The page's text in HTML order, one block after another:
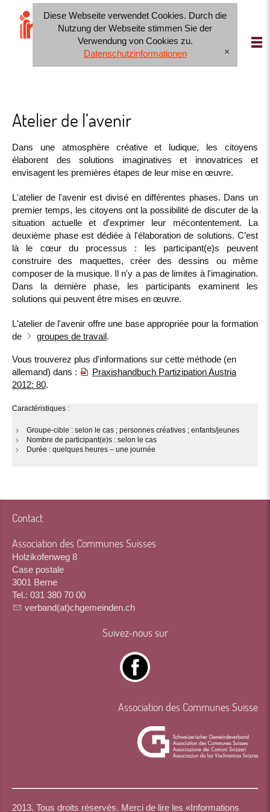
Diese Webseite verwendet Cookies. Durch die
Nutzung der Webseite stimmen Sie der
Verwendung von Cookies zu.
Datenschutzinformationen
[x]
IT FR DE
Atelier de l’avenir
Dans une atmosphère créative et ludique, les citoyens
élaborent des solutions imaginatives et innovatrices et
envisagent les premières étapes de leur mise en œuvre.
L'atelier de l'avenir est divisé en différentes phases. Dans un
premier temps, les citoyens ont la possibilité de discuter de la
situation actuelle et d'exprimer leur mécontentement. La
deuxième phase est dédiée à l'élaboration de solutions. C’est
là le cœur du processus : les participant(e)s peuvent
construire des maquettes, créer des dessins ou même
composer de la musique. Il n'y a pas de limites à l'imagination.
Dans la dernière phase, les participants examinent les
solutions qui peuvent être mises en œuvre.
L'atelier de l'avenir offre une base appropriée pour la formation
de
groupes de travail.
Vous trouverez plus d'informations sur cette méthode (en
allemand) dans :
Praxishandbuch Partizipation Austria
2012: 80.
Caractéristiques :
Groupe-cible : selon le cas ; personnes créatives ; enfants/jeunes
Nombre de participant(e)s : selon le cas
Durée : quelques heures – une journée
Contact
Association des Communes Suisses
Holzikofenweg 8
Case postale
3001 Berne
Tel.: 031 380 70 00
verband(at)chgemeinden.ch
Suivez-nous sur
Association des Communes Suisse
2013. Tous droits réservés. Merci de lire les «Informations